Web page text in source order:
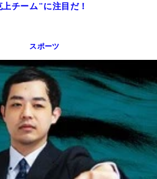
チーム"に注目だ！
スポーツ